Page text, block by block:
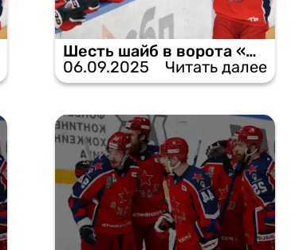
Шесть шайб в ворота «Динамо»: ЦСКА триумфально стартовал в КХЛ.
06.09.2025
Читать далее